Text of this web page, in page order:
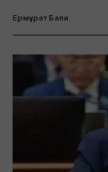
Ермұрат Бапи